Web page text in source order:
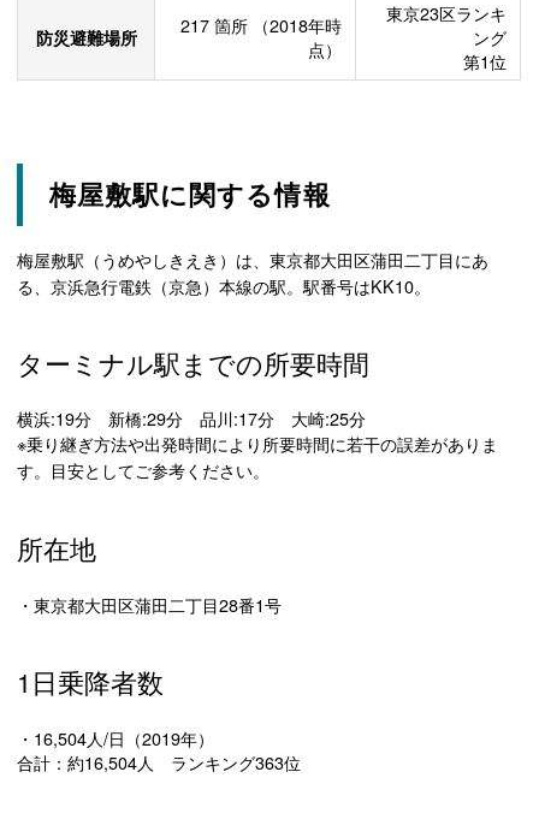
防災避難場所 217 箇所
（2018年時
点）
東京23区ランキ
ング
第1位
梅屋敷駅に関する情報
梅屋敷駅（うめやしきえき）は、東京都大田区蒲田二丁目にあ
る、京浜急行電鉄（京急）本線の駅。駅番号はKK10。
ターミナル駅までの所要時間
横浜:19分 新橋:29分 品川:17分 大崎:25分
※乗り継ぎ方法や出発時間により所要時間に若干の誤差がありま
す。目安としてご参考ください。
所在地
・東京都大田区蒲田二丁目28番1号
1日乗降者数
・16,504人/日（2019年）
合計：約16,504人 ランキング363位